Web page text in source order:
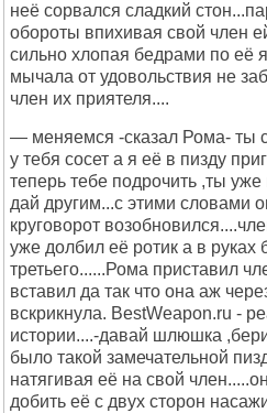
неё сорвался сладкий
обороты впихивая свой член
сильно хлопая бедрами по её
мычала от удовольствия не
член их приятеля....
— меняемся -сказал Рома- ты
у тебя сосет а я её в пизду
теперь тебе подрочить ,ты
дай другим...с этими словами
круговорот
уже долбил её ротик а в
третьего......Рома приставил
вставил да так что она аж
вскрикнула. BestWeapon.ru -
истории....-давай шлюшка
было такой замечательной
натягивая её на свой
добить её с двух сторон